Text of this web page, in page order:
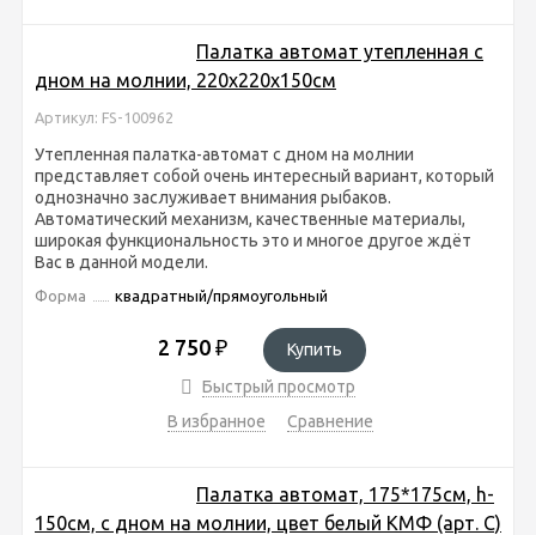
Палатка автомат утепленная с
дном на молнии, 220x220x150см
Артикул: FS-100962
Утепленная палатка-автомат с дном на молнии
представляет собой очень интересный вариант, который
однозначно заслуживает внимания рыбаков.
Автоматический механизм, качественные материалы,
широкая функциональность это и многое другое ждёт
Вас в данной модели.
Форма квадратный/прямоугольный
2 750 ₽
Купить
Быстрый просмотр
В избранное
Сравнение
Палатка автомат, 175*175см, h-
150см, с дном на молнии, цвет белый КМФ (арт. C)